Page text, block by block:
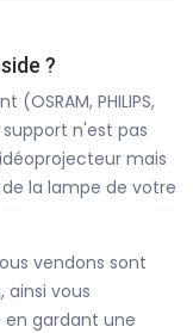
?
PHILIPS,
n'est pas
mais
la lampe de votre
vendons sont
ainsi vous
gardant une